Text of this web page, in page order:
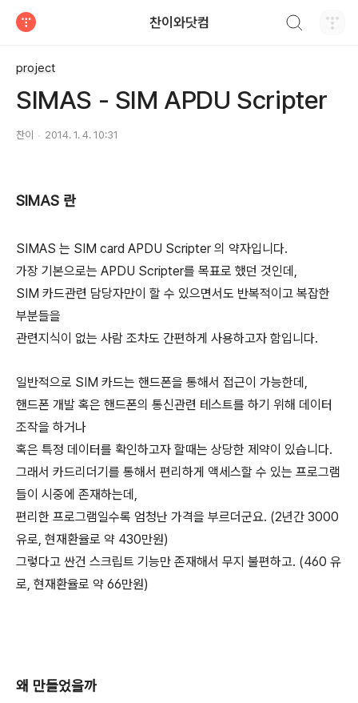
찬이와닷컴
project
SIMAS - SIM APDU Scripter
찬이 2014. 1. 4. 10:31
SIMAS 란
SIMAS 는 SIM card APDU Scripter 의 약자입니다.
가장 기본으로는 APDU Scripter를 목표로 했던 것인데,
SIM 카드관련 담당자만이 할 수 있으면서도 반복적이고 복잡한
부분들을
관련지식이 없는 사람 조차도 간편하게 사용하고자 함입니다.
일반적으로 SIM 카드는 핸드폰을 통해서 접근이 가능한데,
핸드폰 개발 혹은 핸드폰의 통신관련 테스트를 하기 위해 데이터
조작을 하거나
혹은 특정 데이터를 확인하고자 할때는 상당한 제약이 있습니다.
그래서 카드리더기를 통해서 편리하게 액세스할 수 있는 프로그램
들이 시중에 존재하는데,
편리한 프로그램일수록 엄청난 가격을 부르더군요. (2년간 3000
유로, 현재환율로 약 430만원)
그렇다고 싼건 스크립트 기능만 존재해서 무지 불편하고. (460 유
로, 현재환율로 약 66만원)
왜 만들었을까